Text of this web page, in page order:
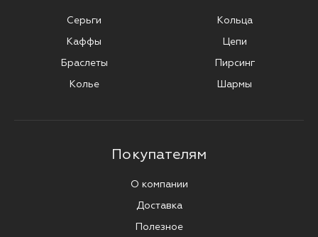
Серьги
Каффы
Браслеты
Колье
Кольца
Цепи
Пирсинг
Шармы
Покупателям
О компании
Доставка
Полезное